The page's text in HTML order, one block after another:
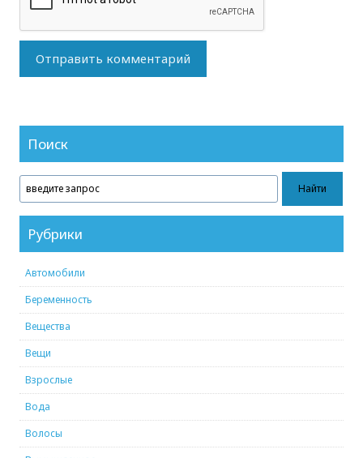
Поиск
Рубрики
Автомобили
Беременность
Вещества
Вещи
Взрослые
Вода
Волосы